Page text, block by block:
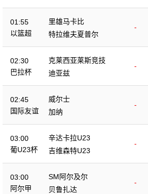
01:55
以篮超
里雄马卡比
-
特拉维夫夏普尔
02:30
巴拉杯
克莱西亚莱斯竞技
-
迪亚兹
02:45
国际友谊
威尔士
-
加纳
03:00
葡U23杯
辛达卡拉U23
-
吉维森特U23
03:00
阿尔甲
SM阿尔及尔
-
贝鲁扎达